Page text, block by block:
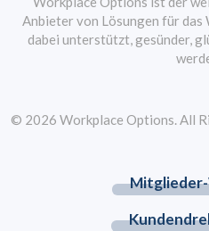
Anbieter von Lösungen für das
dabei unterstützt, gesünder,
© 2026 Workplace Options. All